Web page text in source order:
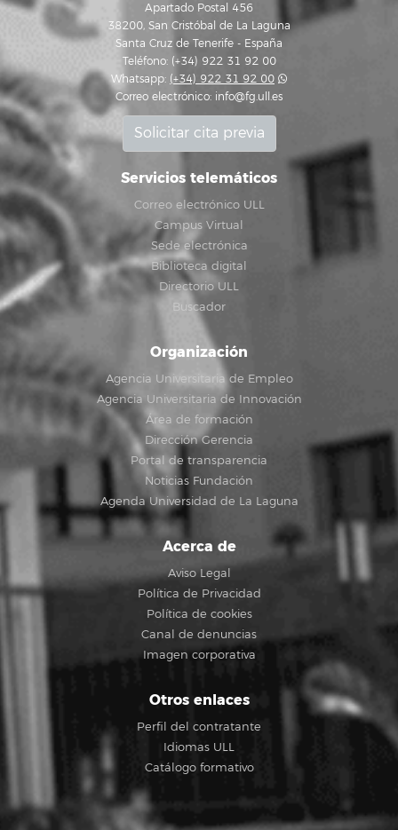
Apartado Postal 456
38200, San Cristóbal de La Laguna
Santa Cruz de Tenerife - España
Teléfono: (+34) 922 31 92 00
Whatsapp: (+34) 922 31 92 00
Correo electrónico: info@fg.ull.es
Solicitar cita previa
Servicios telemáticos
Correo electrónico ULL
Campus Virtual
Sede electrónica
Biblioteca digital
Directorio ULL
Buscador
Organización
Agencia Universitaria de Empleo
Agencia Universitaria de Innovación
Área de formación
Dirección Gerencia
Portal de transparencia
Noticias Fundación
Agenda Universidad de La Laguna
Acerca de
Aviso Legal
Política de Privacidad
Política de cookies
Canal de denuncias
Imagen corporativa
Otros enlaces
Perfil del contratante
Idiomas ULL
Catálogo formativo